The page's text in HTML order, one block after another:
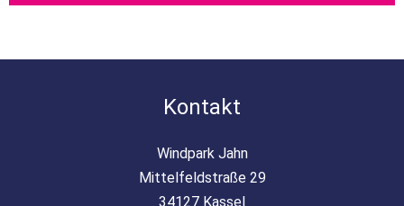
Kontakt
Windpark Jahn
Mittelfeldstraße 29
34127 Kassel